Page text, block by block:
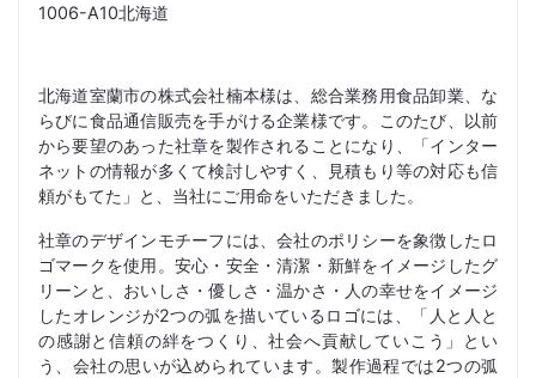
1006-A10北海道
北海道室蘭市の株式会社楠本様は、総合業務用食品卸業、な
らびに食品通信販売を手がける企業様です。このたび、以前
から要望のあった社章を製作されることになり、「インター
ネットの情報が多くて検討しやすく、見積もり等の対応も信
頼がもてた」と、当社にご用命をいただきました。
社章のデザインモチーフには、会社のポリシーを象徴したロ
ゴマークを使用。安心・安全・清潔・新鮮をイメージしたグ
リーンと、おいしさ・優しさ・温かさ・人の幸せをイメージ
したオレンジが2つの弧を描いているロゴには、「人と人と
の感謝と信頼の絆をつくり、社会へ貢献していこう」とい
う、会社の思いが込められています。製作過程では2つの弧